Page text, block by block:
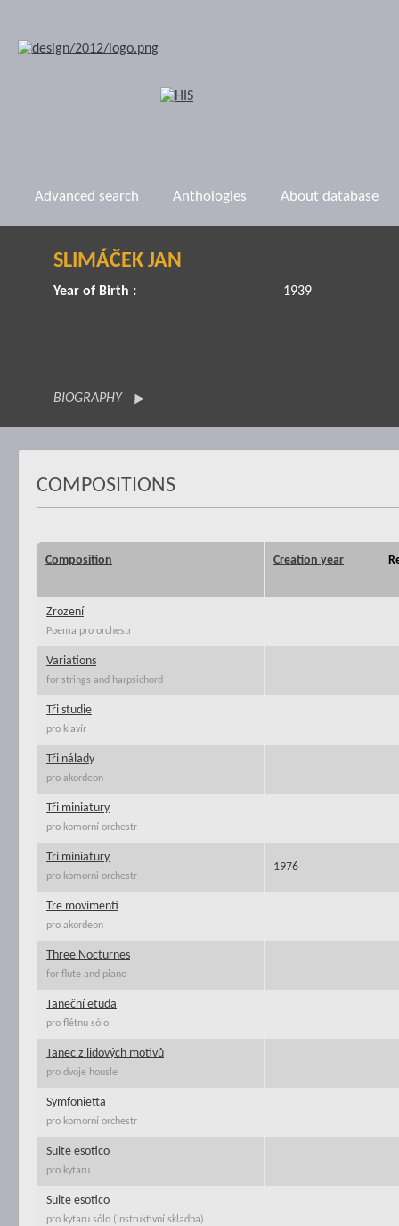
Advanced search Anthologies About database
SLIMÁČEK JAN
Year of Birth : 1939
BIOGRAPHY
COMPOSITIONS
Composition Creation year
Zrození
Poema pro orchestr
Variations
for strings and harpsichord
Tři studie
pro klavír
Tři nálady
pro akordeon
Tři miniatury
pro komorní orchestr
Tri miniatury
pro komorni orchestr
1976
Tre movimenti
pro akordeon
Three Nocturnes
for flute and piano
Taneční etuda
pro flétnu sólo
Tanec z lidových motivů
pro dvoje housle
Symfonietta
pro komorní orchestr
Suite esotico
pro kytaru
Suite esotico
pro kytaru sólo (instruktivní skladba)